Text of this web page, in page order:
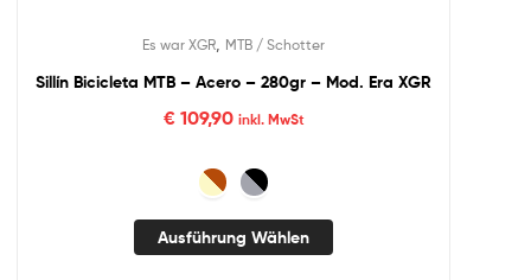
Es war XGR MTB / Schotter
Sillín Bicicleta MTB – Acero – 280gr – Mod. Era XGR
€109,90 inkl. MwSt
Ausführung Wählen